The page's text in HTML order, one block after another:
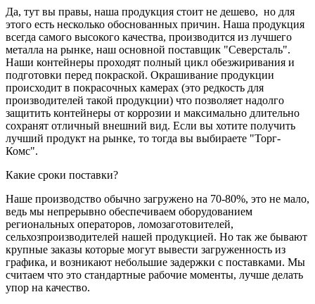
Да, тут вы правы, наша продукция стоит не дешево, но для
этого есть несколько обоснованных причин. Наша продукция
всегда самого высокого качества, производится из лучшего
металла на рынке, наш основной поставщик "Северсталь".
Наши контейнеры проходят полный цикл обезжиривания и
подготовки перед покраской. Окрашивание продукции
происходит в покрасочных камерах (это редкость для
производителей такой продукции) что позволяет надолго
защитить контейнеры от коррозии и максимально длительно
сохранят отличный внешний вид. Если вы хотите получить
лучший продукт на рынке, то тогда вы выбираете "Торг-
Комс".
Какие сроки поставки?
Наше производство обычно загружено на 70-80%, это не мало,
ведь мы непрерывно обеспечиваем оборудованием
региональных операторов, ломозаготовителей,
сельхозпроизводителей нашей продукцией. Но так же бывают
крупные заказы которые могут вывести загруженность из
графика, и возникают небольшие задержки с поставками. Мы
считаем что это стандартные рабочие моменты, лучше делать
упор на качество.